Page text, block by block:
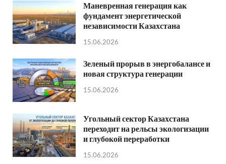
Маневренная генерация как
фундамент энергетической
независимости Казахстана
15.06.2026
Зеленый прорыв в энергобалансе и
новая структура генерации
15.06.2026
Угольный сектор Казахстана
переходит на рельсы экологизации
и глубокой переработки
15.06.2026